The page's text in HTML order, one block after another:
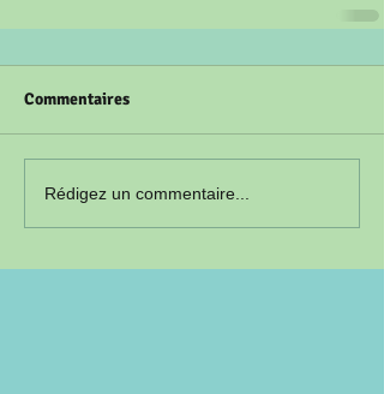
Commentaires
Rédigez un commentaire...